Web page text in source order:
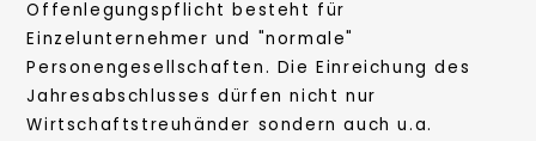
Offenlegungspflicht besteht für
Einzelunternehmer und "normale"
Personengesellschaften. Die Einreichung des
Jahresabschlusses dürfen nicht nur
Wirtschaftstreuhänder sondern auch u.a.